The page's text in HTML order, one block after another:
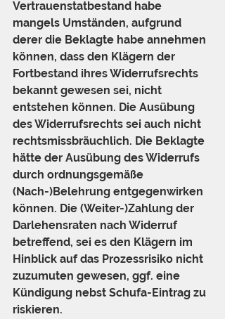
Vertrauenstatbestand habe
mangels Umständen, aufgrund
derer die Beklagte habe annehmen
können, dass den Klägern der
Fortbestand ihres Widerrufsrechts
bekannt gewesen sei, nicht
entstehen können. Die Ausübung
des Widerrufsrechts sei auch nicht
rechtsmissbräuchlich. Die Beklagte
hätte der Ausübung des Widerrufs
durch ordnungsgemäße
(Nach-)Belehrung entgegenwirken
können. Die (Weiter-)Zahlung der
Darlehensraten nach Widerruf
betreffend, sei es den Klägern im
Hinblick auf das Prozessrisiko nicht
zuzumuten gewesen, ggf. eine
Kündigung nebst Schufa-Eintrag zu
riskieren.